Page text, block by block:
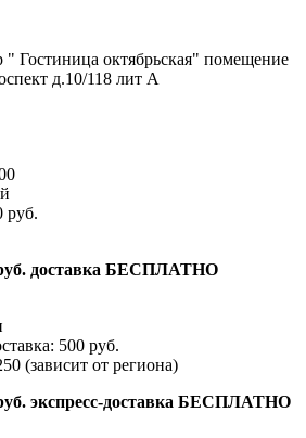
Гостиница октябрьская" помещение
д.10/118 лит А
руб.
доставка БЕСПЛАТНО
500 руб.
(зависит от региона)
экспресс-доставка БЕСПЛАТНО